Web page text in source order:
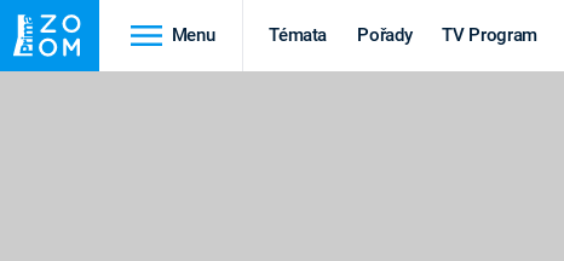
Menu Témata Pořady TV Program